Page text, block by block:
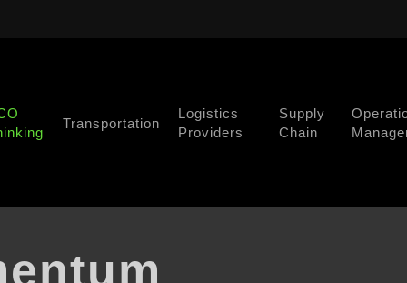
Transportation
Logistics
Providers
Supply
Chain